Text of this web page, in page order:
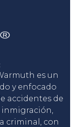
es un
y enfocado
accidentes de
criminal, con